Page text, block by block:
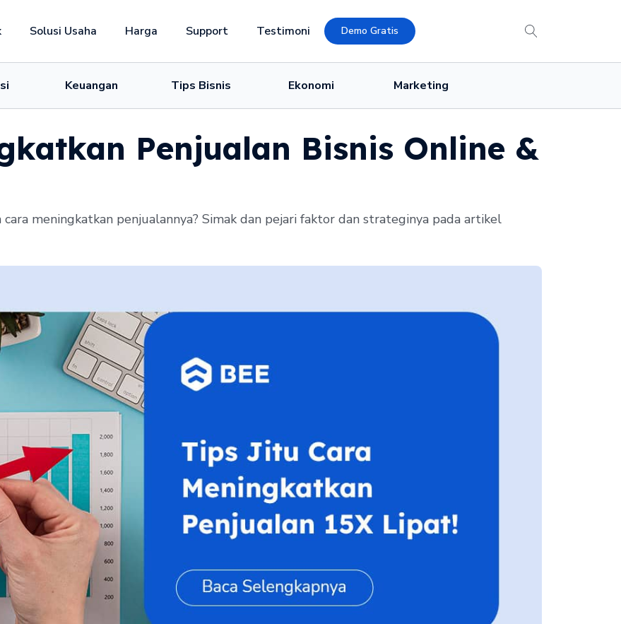
Solusi Usaha Harga Support Testimoni Demo Gratis
Keuangan Tips Bisnis Ekonomi Marketing
Penjualan Bisnis Online &
meningkatkan penjualannya? Simak dan pejari faktor dan strateginya pada artikel